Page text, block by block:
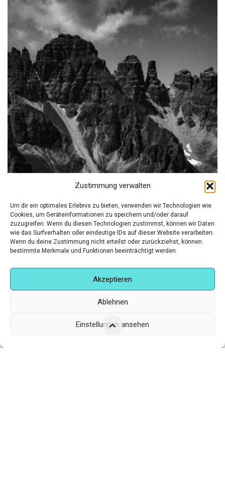
Zustimmung verwalten
Um dir ein optimales Erlebnis zu bieten, verwenden wir Technologien wie
Cookies, um Geräteinformationen zu speichern und/oder darauf
zuzugreifen. Wenn du diesen Technologien zustimmst, können wir Daten
wie das Surfverhalten oder eindeutige IDs auf dieser Website verarbeiten.
Wenn du deine Zustimmung nicht erteilst oder zurückziehst, können
bestimmte Merkmale und Funktionen beeinträchtigt werden.
Akzeptieren
Ablehnen
Einstellungen ansehen
Schlick 2000 – James Murray